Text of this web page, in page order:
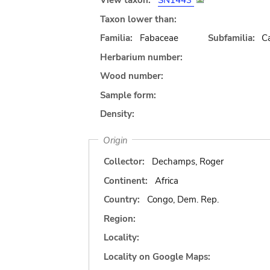
Taxon lower than:
Familia:
Fabaceae Subfamilia:
Herbarium number:
Wood number:
Sample form:
Density:
Origin
Collector:
Dechamps, Roger
Continent:
Africa
Country:
Congo, Dem. Rep.
Region:
Locality:
Locality on Google Maps: